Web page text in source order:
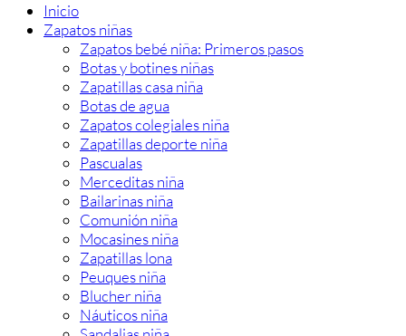
Inicio
Zapatos niñas
Zapatos bebé niña: Primeros pasos
Botas y botines niñas
Zapatillas casa niña
Botas de agua
Zapatos colegiales niña
Zapatillas deporte niña
Pascualas
Merceditas niña
Bailarinas niña
Comunión niña
Mocasines niña
Zapatillas lona
Peuques niña
Blucher niña
Náuticos niña